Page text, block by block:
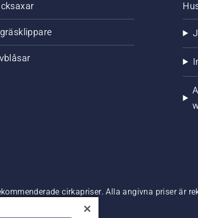
cirkapriser. Alla angivna priser är